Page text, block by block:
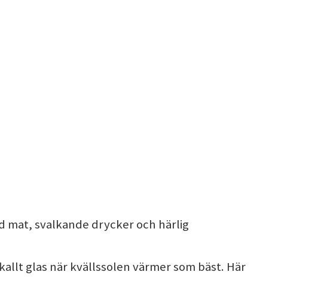
mat, svalkande drycker och härlig
glas när kvällssolen värmer som bäst. Här